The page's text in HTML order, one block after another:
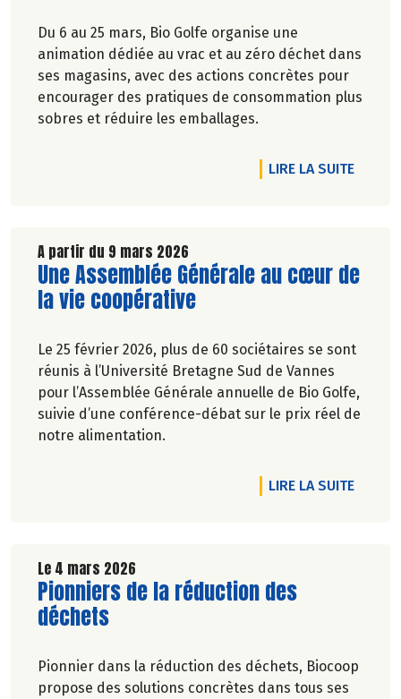
Du 6 au 25 mars, Bio Golfe organise une
animation dédiée au vrac et au zéro déchet dans
ses magasins, avec des actions concrètes pour
encourager des pratiques de consommation plus
sobres et réduire les emballages.
LIRE LA SUITEDE
A partir du 9 mars 2026
Lire la suite de l'article
Une Assemblée Générale au cœur de
la vie coopérative
Le 25 février 2026, plus de 60 sociétaires se sont
réunis à l’Université Bretagne Sud de Vannes
pour l’Assemblée Générale annuelle de Bio Golfe,
suivie d’une conférence-débat sur le prix réel de
notre alimentation.
LIRE LA SUITEDE
Le 4 mars 2026
Lire la suite de l'article
Pionniers de la réduction des
déchets
Pionnier dans la réduction des déchets, Biocoop
propose des solutions concrètes dans tous ses